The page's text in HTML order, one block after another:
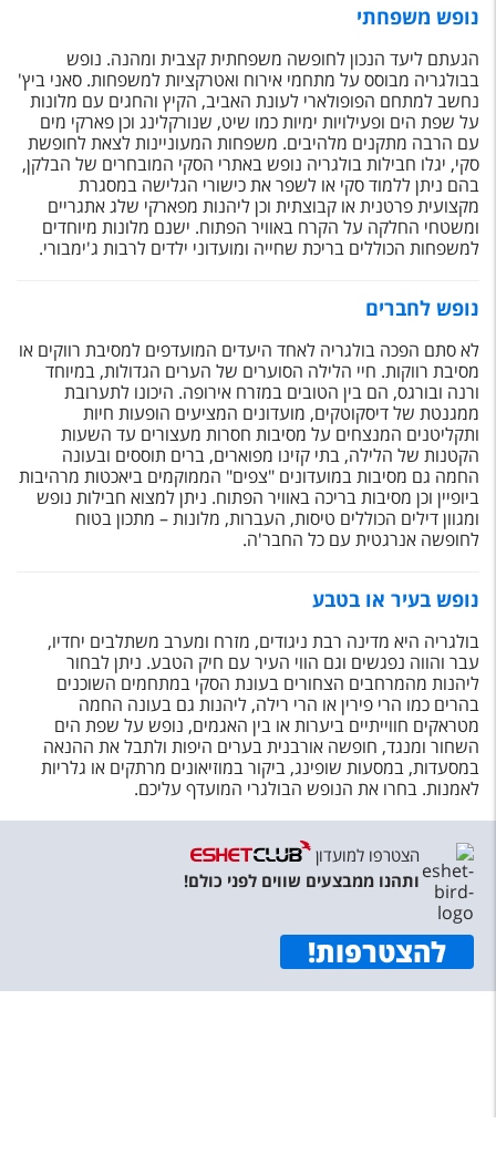
תקנון
נגישות
עקבו אחרינו
נופש משפחתי
הגעתם ליעד הנכון לחופשה משפחתית קצבית ומהנה. נופש
בבולגריה מבוסס על מתחמי אירוח ואטרקציות למשפחות. סאני ביץ'
נחשב למתחם הפופולארי לעונת האביב, הקיץ והחגים עם מלונות
על שפת הים ופעילויות ימיות כמו שיט, שנורקלינג וכן פארקי מים
עם הרבה מתקנים מלהיבים. משפחות המעוניינות לצאת לחופשת
סקי, יגלו חבילות בולגריה נופש באתרי הסקי המובחרים של הבלקן,
בהם ניתן ללמוד סקי או לשפר את כישורי הגלישה במסגרת
מקצועית פרטנית או קבוצתית וכן ליהנות מפארקי שלג אתגריים
ומשטחי החלקה על הקרח באוויר הפתוח. ישנם מלונות מיוחדים
למשפחות הכוללים בריכת שחייה ומועדוני ילדים לרבות ג'ימבורי.
נופש לחברים
לא סתם הפכה בולגריה לאחד היעדים המועדפים למסיבת רווקים או
מסיבת רווקות. חיי הלילה הסוערים של הערים הגדולות, במיוחד
ורנה ובורגס, הם בין הטובים במזרח אירופה. היכונו לתערובת
ממגנטת של דיסקוטקים, מועדונים המציעים הופעות חיות
ותקליטנים המנצחים על מסיבות חסרות מעצורים עד השעות
הקטנות של הלילה, בתי קזינו מפוארים, ברים תוססים ובעונה
החמה גם מסיבות במועדונים "צפים" הממוקמים ביאכטות מרהיבות
ביופיין וכן מסיבות בריכה באוויר הפתוח. ניתן למצוא חבילות נופש
ומגוון דילים הכוללים טיסות, העברות, מלונות – מתכון בטוח
לחופשה אנרגטית עם כל החבר'ה.
נופש בעיר או בטבע
בולגריה היא מדינה רבת ניגודים, מזרח ומערב משתלבים יחדיו,
עבר והווה נפגשים וגם הווי העיר עם חיק הטבע. ניתן לבחור
ליהנות מהמרחבים הצחורים בעונת הסקי במתחמים השוכנים
בהרים כמו הרי פירין או הרי רילה, ליהנות גם בעונה החמה
מטראקים חווייתיים ביערות או בין האגמים, נופש על שפת הים
השחור ומנגד, חופשה אורבנית בערים היפות ולתבל את ההנאה
במסעדות, במסעות שופינג, ביקור במוזיאונים מרתקים או גלריות
לאמנות. בחרו את הנופש הבולגרי המועדף עליכם.
הצטרפו למועדון
ותהנו ממבצעים שווים לפני כולם!
להצטרפות!